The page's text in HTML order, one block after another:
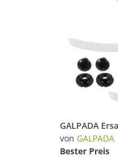
von GALPADA
Bester Preis